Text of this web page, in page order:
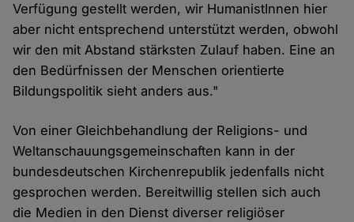
Verfügung gestellt werden, wir HumanistInnen hier
aber nicht entsprechend unterstützt werden, obwohl
wir den mit Abstand stärksten Zulauf haben. Eine an
den Bedürfnissen der Menschen orientierte
Bildungspolitik sieht anders aus."
Von einer Gleichbehandlung der Religions- und
Weltanschauungsgemeinschaften kann in der
bundesdeutschen Kirchenrepublik jedenfalls nicht
gesprochen werden. Bereitwillig stellen sich auch
die Medien in den Dienst diverser religiöser